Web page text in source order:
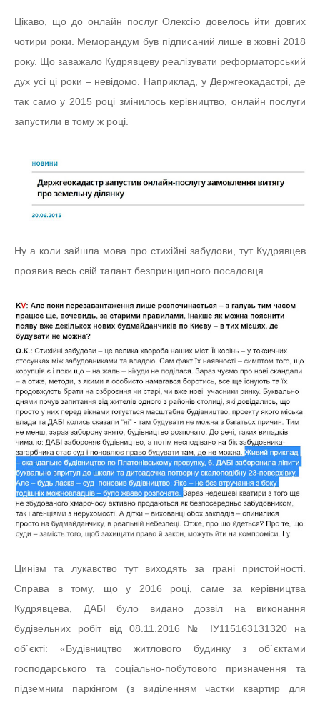
Цікаво, що до онлайн послуг Олексію довелось йти довгих
чотири роки. Меморандум був підписаний лише в жовні 2018
року. Що заважало Кудрявцеву реалізувати реформаторський
дух усі ці роки – невідомо. Наприклад, у Держгеокадастрі, де
так само у 2015 році змінилось керівництво, онлайн послуги
запустили в тому ж році.
Ну а коли зайшла мова про стихійні забудови, тут Кудрявцев
проявив весь свій талант безпринципного посадовця.
Цинізм та лукавство тут виходять за грані пристойності.
Справа в тому, що у 2016 році, саме за керівництва
Кудрявцева, ДАБІ було видано дозвіл на виконання
будівельних робіт від 08.11.2016 № ІУ115163131320 на
об`єкті: «Будівництво житлового будинку з об`єктами
господарського та соціально-побутового призначення та
підземним паркінгом (з виділенням частки квартир для